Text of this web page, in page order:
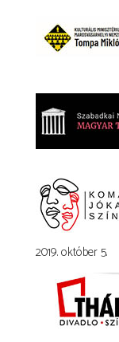
2019. október 5.